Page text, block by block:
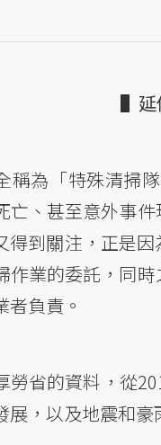
▌延
稱為「特殊清掃
亡、甚至意外事
得到關注，正是
作業的委託，同
者負責。
勞省的資料，從
展，以及地震和